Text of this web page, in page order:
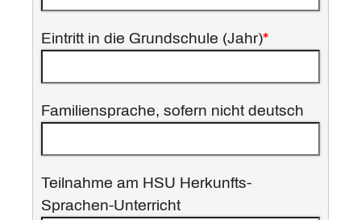
Eintritt in die Grundschule (Jahr)*
Familiensprache, sofern nicht deutsch
Teilnahme am HSU Herkunfts-
Sprachen-Unterricht